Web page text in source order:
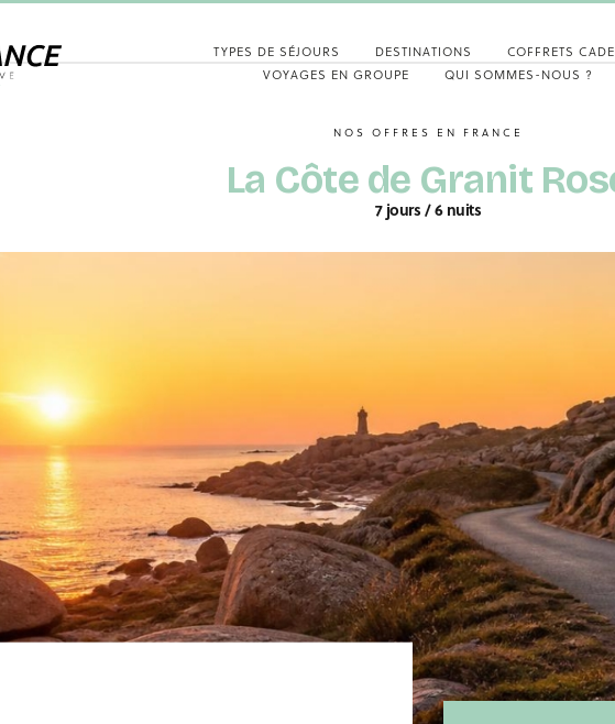
TYPES DE SÉJOURS DESTINATIONS
COFFRETS
VOYAGES EN GROUPE
QUI SOMMES-NOUS ?
NOS OFFRES EN FRANCE
La Côte de Granit
7 jours / 6 nuits